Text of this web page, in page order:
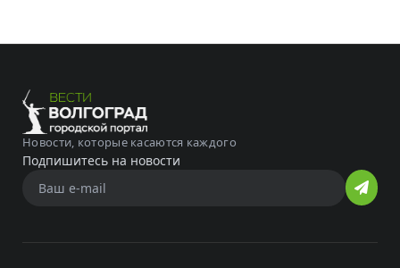
Новости, которые касаются каждого
Подпишитесь на новости